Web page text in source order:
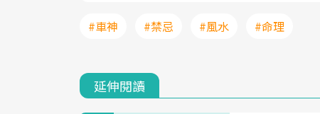
#車神 #禁忌 #風水 #命理
延伸閱讀